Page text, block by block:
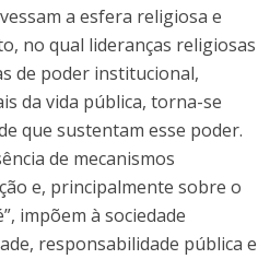
a esfera religiosa e
no qual lideranças religiosas
de poder institucional,
da vida pública, torna-se
que sustentam esse poder.
de mecanismos
e, principalmente sobre o
impõem à sociedade
responsabilidade pública e